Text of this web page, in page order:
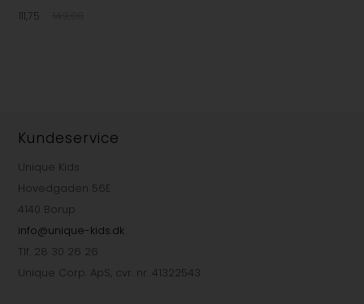
111,75
Kundeservice
Unique Kids
Hovedgaden 56E
4140 Borup
info@unique-kids.dk
Tlf. 28 30 26 26
Unique Corp. ApS, cvr. nr. 41322543